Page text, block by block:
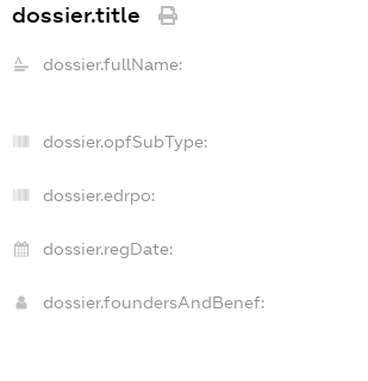
dossier.title
dossier.fullName:
dossier.opfSubType:
dossier.edrpo:
dossier.regDate:
dossier.foundersAndBenef: